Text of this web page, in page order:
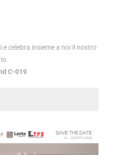
e celebra insieme a noi il nostro
C-019